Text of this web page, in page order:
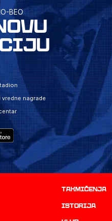
BEO
nagrade
Takmičenja
istorija